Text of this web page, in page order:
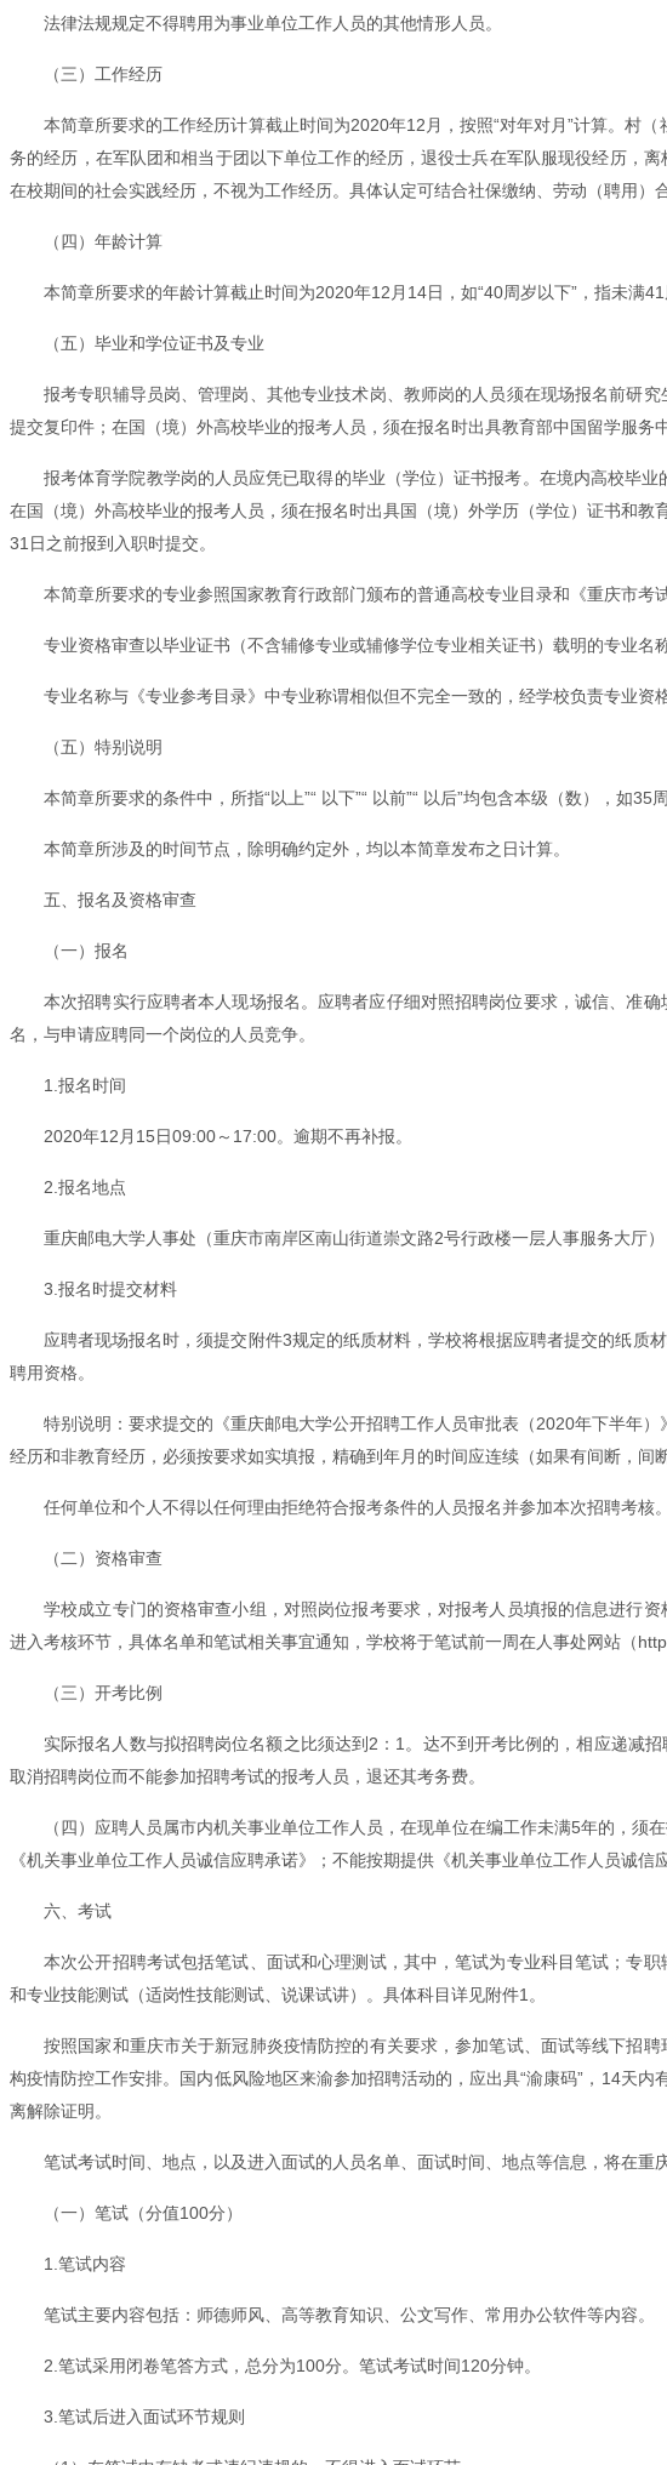
法律法规规定不得聘用为事业单位工作人员的其他情形人员。
（三）工作经历
本简章所要求的工作经历计算截止时间为2020年12月，按照“对年对月”计算。村
务的经历，在军队团和相当于团以下单位工作的经历，退役士兵在军队服现役经历，
在校期间的社会实践经历，不视为工作经历。具体认定可结合社保缴纳、劳动（聘用）
（四）年龄计算
本简章所要求的年龄计算截止时间为2020年12月14日，如“40周岁以下”，指未满
（五）毕业和学位证书及专业
报考专职辅导员岗、管理岗、其他专业技术岗、教师岗的人员须在现场报名前研
提交复印件；在国（境）外高校毕业的报考人员，须在报名时出具教育部中国留学服务
报考体育学院教学岗的人员应凭已取得的毕业（学位）证书报考。在境内高校毕
在国（境）外高校毕业的报考人员，须在报名时出具国（境）外学历（学位）证书和
31日之前报到入职时提交。
本简章所要求的专业参照国家教育行政部门颁布的普通高校专业目录和《重庆市
专业资格审查以毕业证书（不含辅修专业或辅修学位专业相关证书）载明的专业名
专业名称与《专业参考目录》中专业称谓相似但不完全一致的，经学校负责专业资
（五）特别说明
本简章所要求的条件中，所指“以上”“ 以下”“ 以前”“ 以后”均包含本级（数），如
本简章所涉及的时间节点，除明确约定外，均以本简章发布之日计算。
五、报名及资格审查
（一）报名
本次招聘实行应聘者本人现场报名。应聘者应仔细对照招聘岗位要求，诚信、准
名，与申请应聘同一个岗位的人员竞争。
1.报名时间
2020年12月15日09:00～17:00。逾期不再补报。
2.报名地点
重庆邮电大学人事处（重庆市南岸区南山街道崇文路2号行政楼一层人事服务大厅）
3.报名时提交材料
应聘者现场报名时，须提交附件3规定的纸质材料，学校将根据应聘者提交的纸质
聘用资格。
特别说明：要求提交的《重庆邮电大学公开招聘工作人员审批表（2020年下半年
经历和非教育经历，必须按要求如实填报，精确到年月的时间应连续（如果有间断，
任何单位和个人不得以任何理由拒绝符合报考条件的人员报名并参加本次招聘考核。
（二）资格审查
学校成立专门的资格审查小组，对照岗位报考要求，对报考人员填报的信息进行
进入考核环节，具体名单和笔试相关事宜通知，学校将于笔试前一周在人事处网站（
（三）开考比例
实际报名人数与拟招聘岗位名额之比须达到2：1。达不到开考比例的，相应递减
取消招聘岗位而不能参加招聘考试的报考人员，退还其考务费。
（四）应聘人员属市内机关事业单位工作人员，在现单位在编工作未满5年的，
《机关事业单位工作人员诚信应聘承诺》；不能按期提供《机关事业单位工作人员诚
六、考试
本次公开招聘考试包括笔试、面试和心理测试，其中，笔试为专业科目笔试；专
和专业技能测试（适岗性技能测试、说课试讲）。具体科目详见附件1。
按照国家和重庆市关于新冠肺炎疫情防控的有关要求，参加笔试、面试等线下招
构疫情防控工作安排。国内低风险地区来渝参加招聘活动的，应出具“渝康码”，14天
离解除证明。
笔试考试时间、地点，以及进入面试的人员名单、面试时间、地点等信息，将在
（一）笔试（分值100分）
1.笔试内容
笔试主要内容包括：师德师风、高等教育知识、公文写作、常用办公软件等内容。
2.笔试采用闭卷笔答方式，总分为100分。笔试考试时间120分钟。
3.笔试后进入面试环节规则